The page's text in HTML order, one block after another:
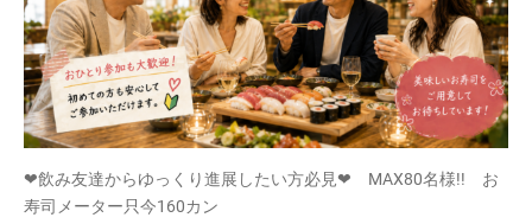
❤飲み友達からゆっくり進展したい方必見❤ MAX80名様!! お
寿司メーター只今160カン